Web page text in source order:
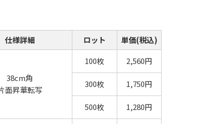
仕様詳細 ロット 単価(税込)
38cm角
面昇華転写
100枚 2,560円
300枚 1,750円
500枚 1,280円